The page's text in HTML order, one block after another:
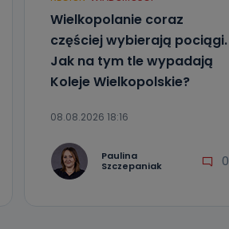
Wielkopolanie coraz
częściej wybierają pociągi.
Jak na tym tle wypadają
Koleje Wielkopolskie?
08.08.2026 18:16
Paulina
Szczepaniak
0